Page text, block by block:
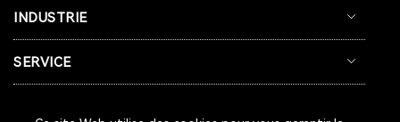
SYSTÈME AUDIOGUIDE
INDUSTRIE
SERVICE